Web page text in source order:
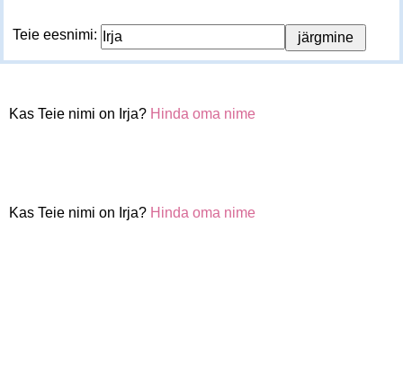
Teie eesnimi:
Kas Teie nimi on Irja? Hinda oma nime
Kas Teie nimi on Irja? Hinda oma nime